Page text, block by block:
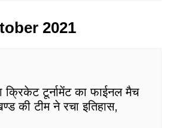
2021
क्रिकेट टूर्नामेंट का फाईनल मैच
की टीम ने रचा इतिहास,